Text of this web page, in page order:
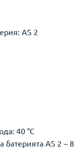
AS 2
40 °C
AS 2 – 8